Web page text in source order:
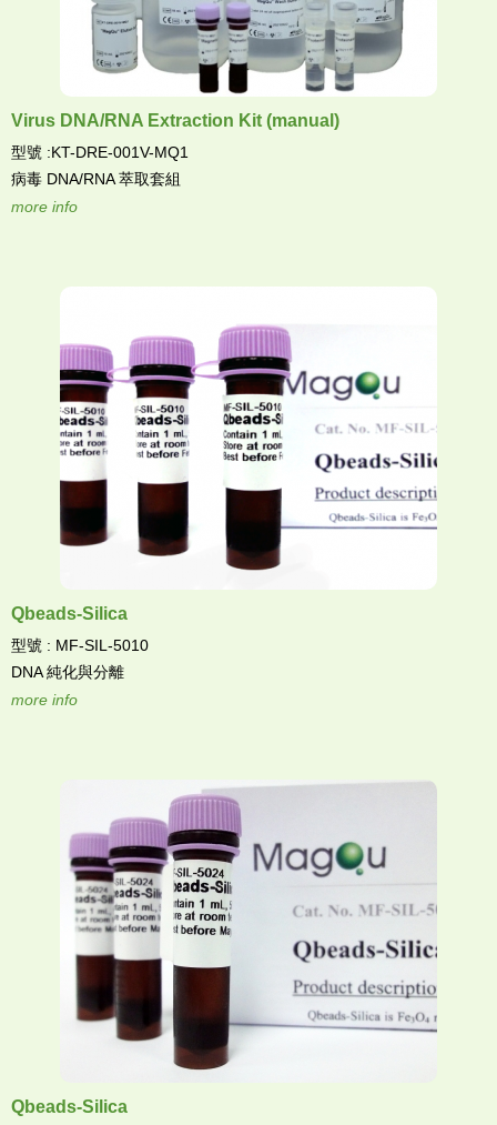
Virus DNA/RNA Extraction Kit (manual)
型號 :KT-DRE-001V-MQ1
病毒 DNA/RNA 萃取套組
more info
Qbeads-Silica
型號 : MF-SIL-5010
DNA 純化與分離
more info
Qbeads-Silica